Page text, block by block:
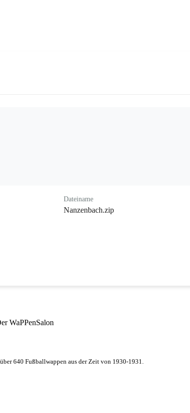
Dateiname
Nanzenbach.zip
WaPPenSalon
640 Fußballwappen aus der Zeit von 1930-1931.